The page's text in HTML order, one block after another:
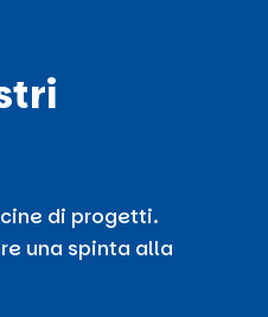
di progetti.
una spinta alla